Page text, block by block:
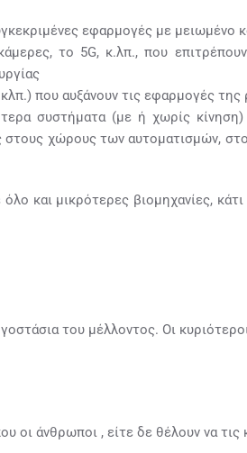
εφαρμογές με μειωμένο
το 5G, κ.λπ., που
που αυξάνουν τις εφαρμογές
συστήματα (με ή χωρίς
χώρους των αυτοματισμών,
και μικρότερες βιομηχανίες,
του μέλλοντος. Οι
οι άνθρωποι , είτε δε θέλουν να